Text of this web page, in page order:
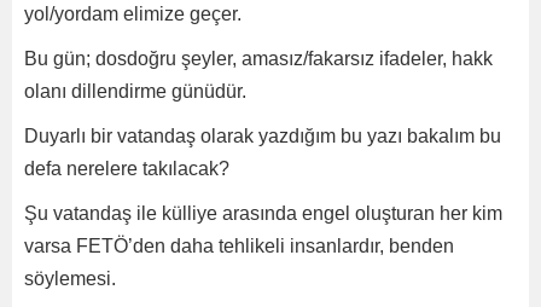
yol/yordam elimize geçer.
Bu gün; dosdoğru şeyler, amasız/fakarsız ifadeler, hakk
olanı dillendirme günüdür.
Duyarlı bir vatandaş olarak yazdığım bu yazı bakalım bu
defa nerelere takılacak?
Şu vatandaş ile külliye arasında engel oluşturan her kim
varsa FETÖ’den daha tehlikeli insanlardır, benden
söylemesi.